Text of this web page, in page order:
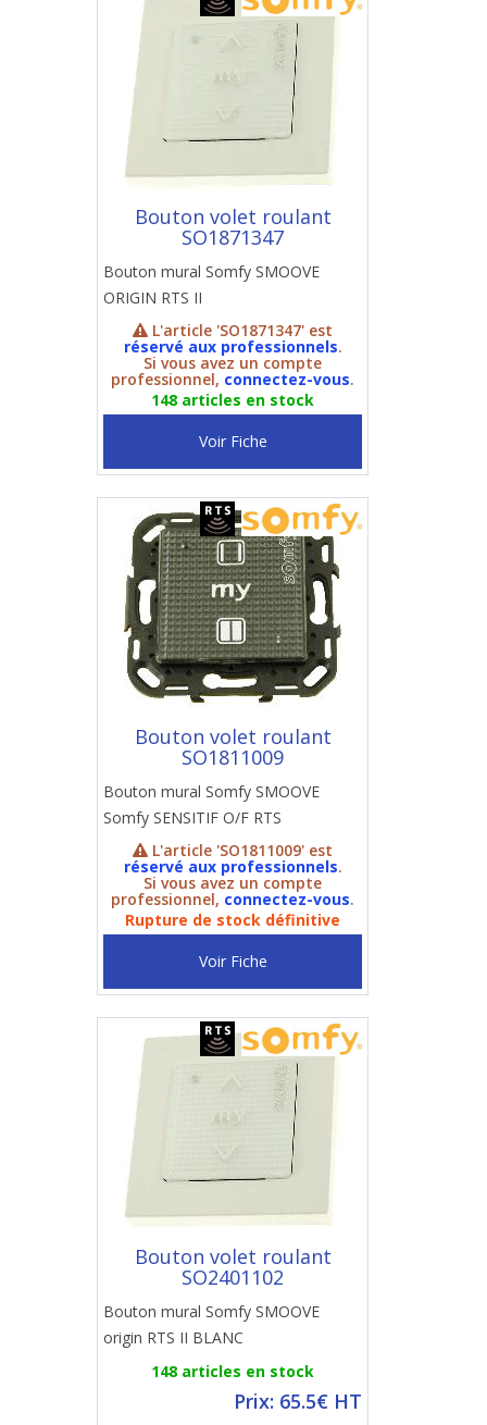
Bouton volet roulant
SO1871347
Bouton mural Somfy SMOOVE
ORIGIN RTS II
L'article 'SO1871347' est
réservé aux professionnels.
Si vous avez un compte
professionnel, connectez-vous.
148 articles en stock
Voir Fiche
Bouton volet roulant
SO1811009
Bouton mural Somfy SMOOVE
Somfy SENSITIF O/F RTS
L'article 'SO1811009' est
réservé aux professionnels.
Si vous avez un compte
professionnel, connectez-vous.
Rupture de stock définitive
Voir Fiche
Bouton volet roulant
SO2401102
Bouton mural Somfy SMOOVE
origin RTS II BLANC
148 articles en stock
Prix: 65.5€ HT